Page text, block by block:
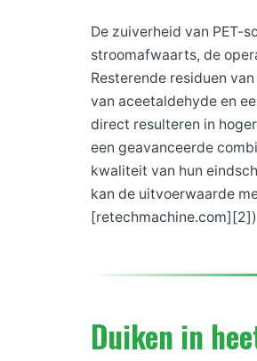
De zuiverheid van PET-
stroomafwaarts, de
Resterende residuen
van aceetaldehyde en
direct resulteren in
een geavanceerde
kwaliteit van hun
kan de uitvoerwaarde
[retechmachine.com][2])
Duiken in